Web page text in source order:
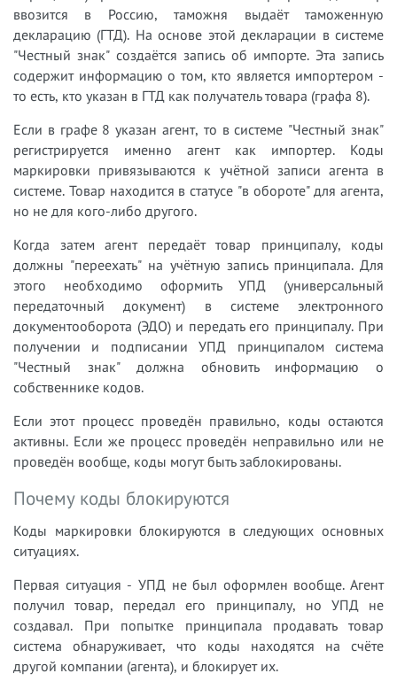
ввозится в Россию, таможня выдаёт таможенную
декларацию (ГТД). На основе этой декларации в системе
"Честный знак" создаётся запись об импорте. Эта запись
содержит информацию о том, кто является импортером -
то есть, кто указан в ГТД как получатель товара (графа 8).
Если в графе 8 указан агент, то в системе "Честный знак"
регистрируется именно агент как импортер. Коды
маркировки привязываются к учётной записи агента в
системе. Товар находится в статусе "в обороте" для агента,
но не для кого-либо другого.
Когда затем агент передаёт товар принципалу, коды
должны "переехать" на учётную запись принципала. Для
этого необходимо оформить УПД (универсальный
передаточный документ) в системе электронного
документооборота (ЭДО) и передать его принципалу. При
получении и подписании УПД принципалом система
"Честный знак" должна обновить информацию о
собственнике кодов.
Если этот процесс проведён правильно, коды остаются
активны. Если же процесс проведён неправильно или не
проведён вообще, коды могут быть заблокированы.
Почему коды блокируются
Коды маркировки блокируются в следующих основных
ситуациях.
Первая ситуация - УПД не был оформлен вообще. Агент
получил товар, передал его принципалу, но УПД не
создавал. При попытке принципала продавать товар
система обнаруживает, что коды находятся на счёте
другой компании (агента), и блокирует их.